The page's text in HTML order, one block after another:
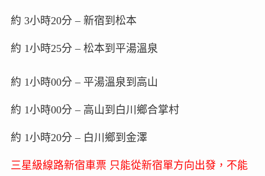
約 3小時20分 – 新宿到松本
約 1小時25分 – 松本到平湯溫泉
約 1小時00分 – 平湯溫泉到高山
約 1小時00分 – 高山到白川鄉合掌村
約 1小時20分 – 白川鄉到金澤
三星級線路新宿車票 只能從新宿單方向出發，不能